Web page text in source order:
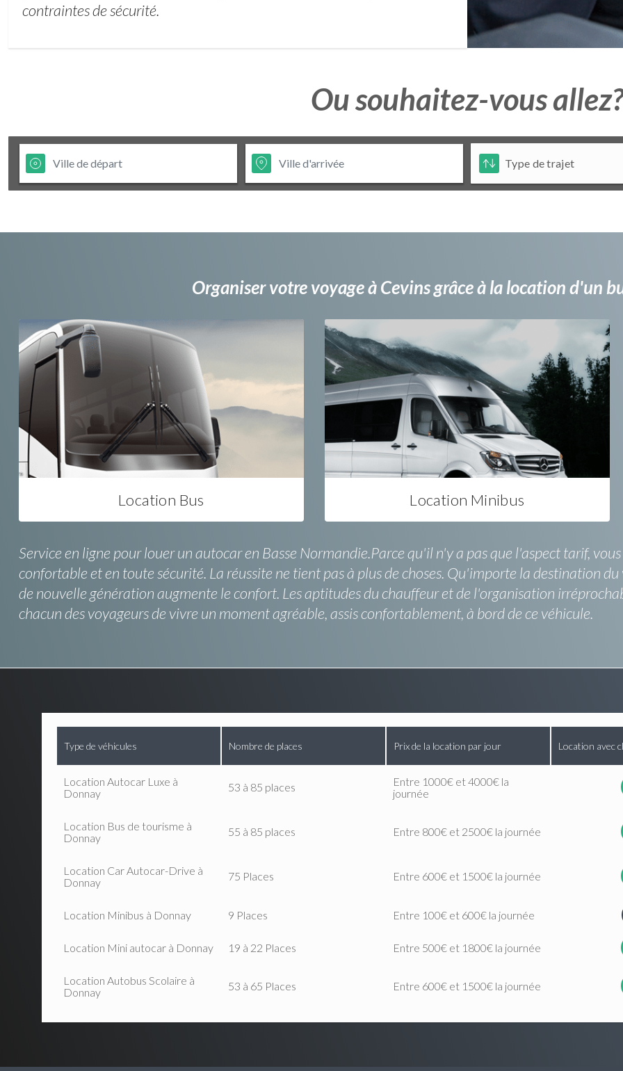
contraintes de sécurité.
Ou souhaitez-vous allez?
Organiser votre voyage à Cevins grâce à la location d'un
Location Bus Location Minibus
Service en ligne pour louer un autocar en Basse Normandie.Parce qu'il n'y a pas que l'aspect tarif,
confortable et en toute sécurité. La réussite ne tient pas à plus de choses. Qu'importe la destination
de nouvelle génération augmente le confort. Les aptitudes du chauffeur et de l'organisation
chacun des voyageurs de vivre un moment agréable, assis confortablement, à bord de ce véhicule.
Type de véhicules Nombre de places Prix de la location par jour Location avec
Location Autocar Luxe à
Donnay
53 à 85 places
Entre 1000€ et 4000€ la
journée
Location Bus de tourisme à
Donnay
55 à 85 places Entre 800€ et 2500€ la journée
Location Car Autocar-Drive à
Donnay
75 Places Entre 600€ et 1500€ la journée
Location Minibus à Donnay 9 Places Entre 100€ et 600€ la journée
Location Mini autocar à Donnay 19 à 22 Places Entre 500€ et 1800€ la journée
Location Autobus Scolaire à
Donnay
53 à 65 Places Entre 600€ et 1500€ la journée